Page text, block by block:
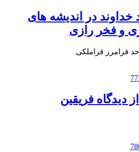
خداوند در اندیشه های
و فخر رازی
فرامرز قراملکی
دیدگاه فریقین